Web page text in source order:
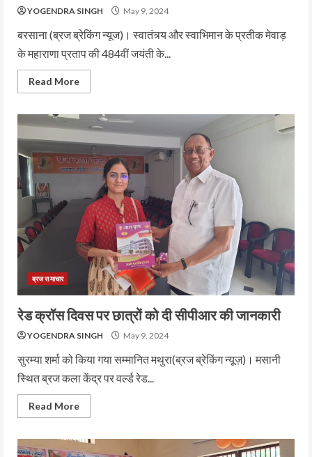
YOGENDRA SINGH May 9, 2024
बरसाना (ब्रज ब्रेकिंग न्यूज)। स्वातंत्र्य और स्वाभिमान के प्रतीक मेवाड़
के महाराणा प्रताप की 484वीं जयंती के...
Read More
ब्रज समाचार
रेड क्रॉस दिवस पर छात्रों को दी सीपीआर की जानकारी
YOGENDRA SINGH May 9, 2024
सुरम्या शर्मा को किया गया सम्मानित मथुरा(ब्रज ब्रेकिंग न्यूज़)। मसानी
स्थित ब्रज कला केंद्र पर वर्ल्ड रेड...
Read More